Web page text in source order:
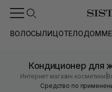
ВОЛОСЫЛИЦОТЕЛОДОМ
Кондиционер для
Интернет магазин косметики |
Средство по